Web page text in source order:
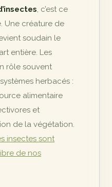
, c’est ce
Une créature de
soudain le
entière. Les
rôle souvent
herbacés :
alimentaire
et
de la végétation.
insectes sont
de nos